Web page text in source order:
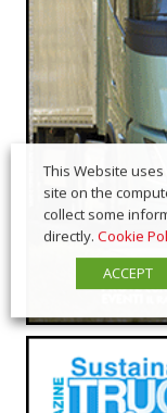
This Website
site on the
collect some
directly. Cookie
ACCEPT